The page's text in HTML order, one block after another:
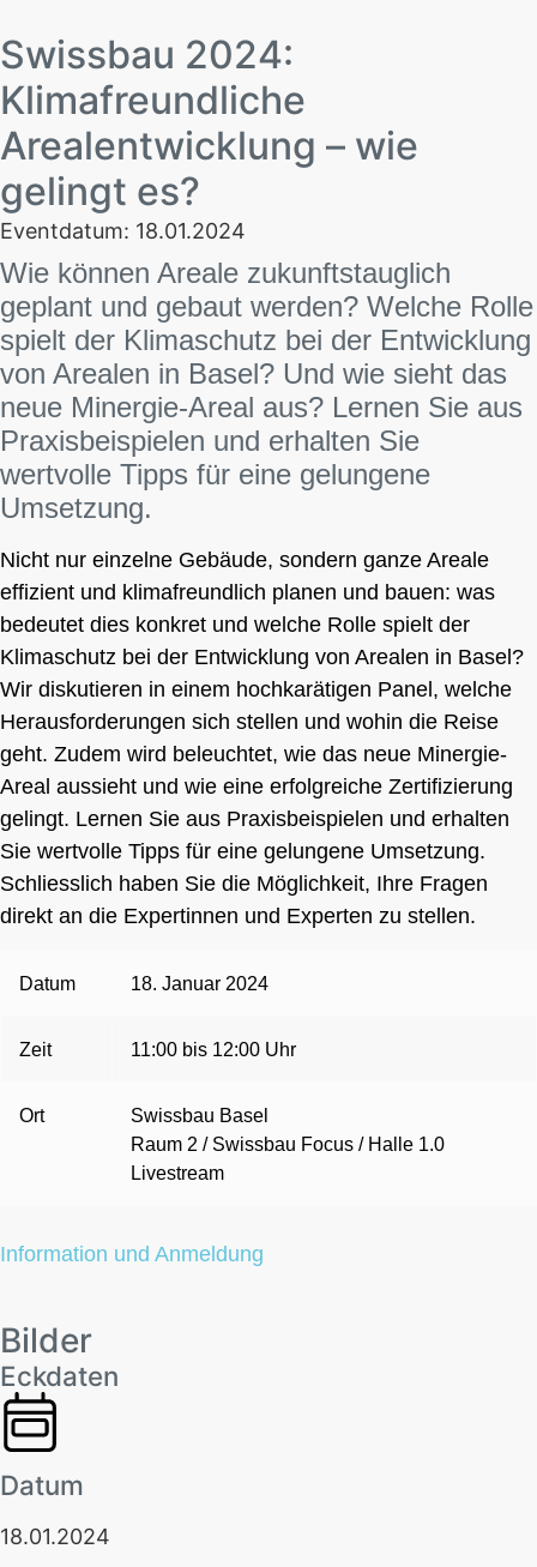
Swissbau 2024:
Klimafreundliche
Arealentwicklung – wie
gelingt es?
Eventdatum: 18.01.2024
Wie können Areale zukunftstauglich
geplant und gebaut werden? Welche Rolle
spielt der Klimaschutz bei der Entwicklung
von Arealen in Basel? Und wie sieht das
neue Minergie-Areal aus? Lernen Sie aus
Praxisbeispielen und erhalten Sie
wertvolle Tipps für eine gelungene
Umsetzung.
Nicht nur einzelne Gebäude, sondern ganze Areale
effizient und klimafreundlich planen und bauen: was
bedeutet dies konkret und welche Rolle spielt der
Klimaschutz bei der Entwicklung von Arealen in Basel?
Wir diskutieren in einem hochkarätigen Panel, welche
Herausforderungen sich stellen und wohin die Reise
geht. Zudem wird beleuchtet, wie das neue Minergie-
Areal aussieht und wie eine erfolgreiche Zertifizierung
gelingt. Lernen Sie aus Praxisbeispielen und erhalten
Sie wertvolle Tipps für eine gelungene Umsetzung.
Schliesslich haben Sie die Möglichkeit, Ihre Fragen
direkt an die Expertinnen und Experten zu stellen.
Datum 18. Januar 2024
Zeit 11:00 bis 12:00 Uhr
Ort
Swissbau Basel
Raum 2 / Swissbau Focus / Halle 1.0
Livestream
Information und Anmeldung
Bilder
Eckdaten
Datum
18.01.2024